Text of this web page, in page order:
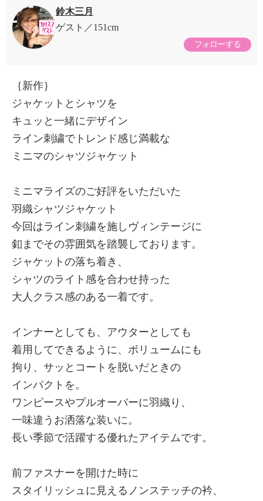
鈴木三月
ゲスト
151cm
フォローする
｛新作｝
ジャケットとシャツを
キュッと一緒にデザイン
ライン刺繍でトレンド感じ満載な
ミニマのシャツジャケット
ミニマライズのご好評をいただいた
羽織シャツジャケット
今回はライン刺繍を施しヴィンテージに
釦までその雰囲気を踏襲しております。
ジャケットの落ち着き、
シャツのライト感を合わせ持った
大人クラス感のある一着です。
インナーとしても、アウターとしても
着用してできるように、ボリュームにも
拘り、サッとコートを脱いだときの
インパクトを。
ワンピースやプルオーバーに羽織り、
一味違うお洒落な装いに。
長い季節で活躍する優れたアイテムです。
前ファスナーを開けた時に
スタイリッシュに見えるノンステッチの衿、